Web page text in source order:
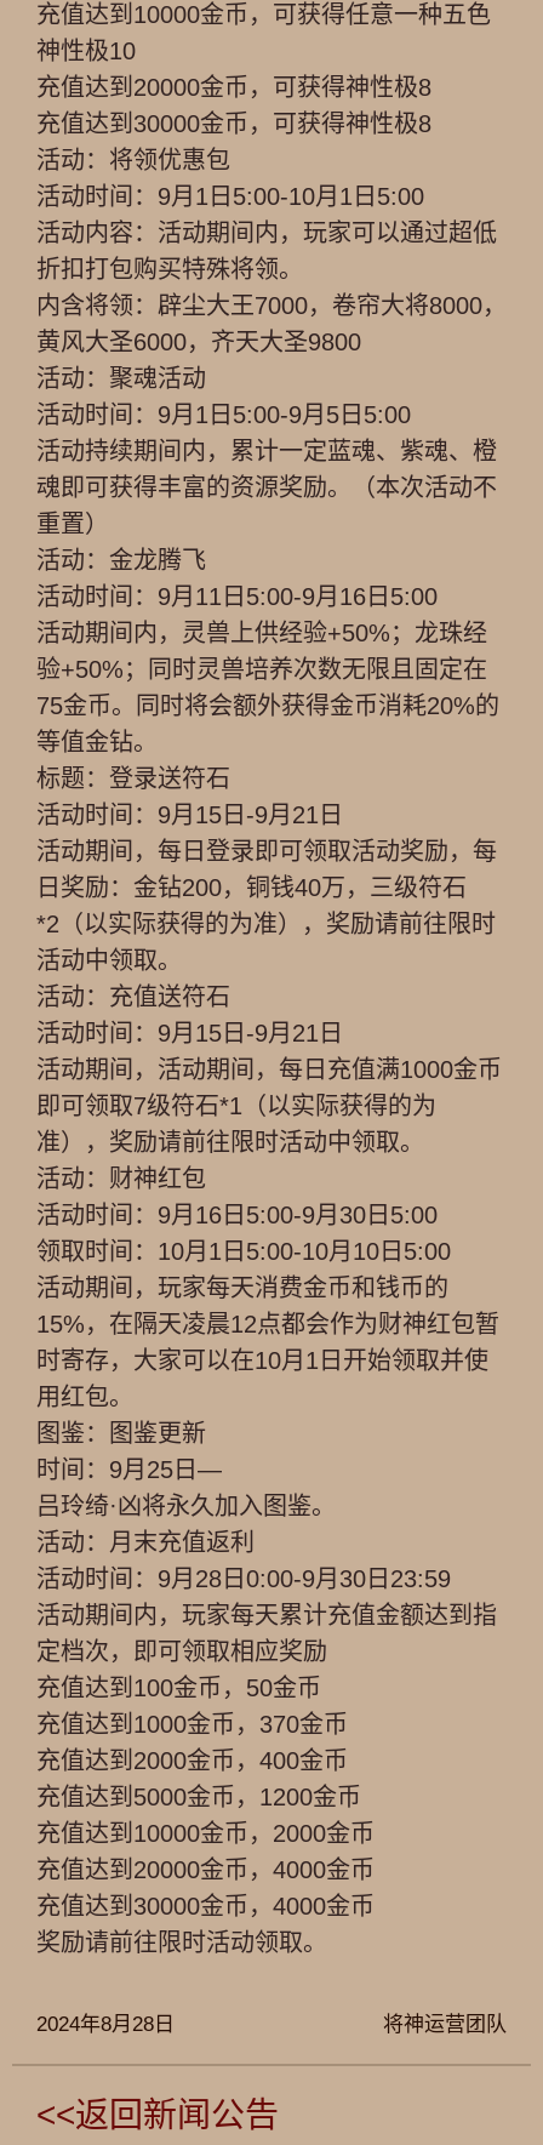
充值达到10000金币，可获得任意一种五色
神性极10
充值达到20000金币，可获得神性极8
充值达到30000金币，可获得神性极8
活动：将领优惠包
活动时间：9月1日5:00-10月1日5:00
活动内容：活动期间内，玩家可以通过超低
折扣打包购买特殊将领。
内含将领：辟尘大王7000，卷帘大将8000，
黄风大圣6000，齐天大圣9800
活动：聚魂活动
活动时间：9月1日5:00-9月5日5:00
活动持续期间内，累计一定蓝魂、紫魂、橙
魂即可获得丰富的资源奖励。（本次活动不
重置）
活动：金龙腾飞
活动时间：9月11日5:00-9月16日5:00
活动期间内，灵兽上供经验+50%；龙珠经
验+50%；同时灵兽培养次数无限且固定在
75金币。同时将会额外获得金币消耗20%的
等值金钻。
标题：登录送符石
活动时间：9月15日-9月21日
活动期间，每日登录即可领取活动奖励，每
日奖励：金钻200，铜钱40万，三级符石
*2（以实际获得的为准），奖励请前往限时
活动中领取。
活动：充值送符石
活动时间：9月15日-9月21日
活动期间，活动期间，每日充值满1000金币
即可领取7级符石*1（以实际获得的为
准），奖励请前往限时活动中领取。
活动：财神红包
活动时间：9月16日5:00-9月30日5:00
领取时间：10月1日5:00-10月10日5:00
活动期间，玩家每天消费金币和钱币的
15%，在隔天凌晨12点都会作为财神红包暂
时寄存，大家可以在10月1日开始领取并使
用红包。
图鉴：图鉴更新
时间：9月25日—
吕玲绮·凶将永久加入图鉴。
活动：月末充值返利
活动时间：9月28日0:00-9月30日23:59
活动期间内，玩家每天累计充值金额达到指
定档次，即可领取相应奖励
充值达到100金币，50金币
充值达到1000金币，370金币
充值达到2000金币，400金币
充值达到5000金币，1200金币
充值达到10000金币，2000金币
充值达到20000金币，4000金币
充值达到30000金币，4000金币
奖励请前往限时活动领取。
将神运营团队
2024年8月28日
<<返回新闻公告